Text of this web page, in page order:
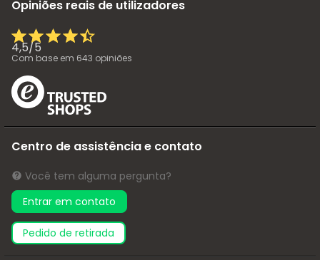
Opiniões reais de utilizadores
4,5/5
Com base em 643 opiniões
Centro de assistência e contato
Você tem alguma pergunta?
Entrar em contato
pedido de retirada